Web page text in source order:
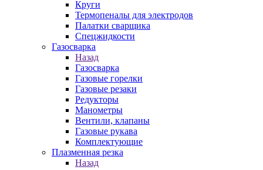
Круги
Термопеналы для электродов
Палатки сварщика
Спецжидкости
Газосварка
Назад
Газосварка
Газовые горелки
Газовые резаки
Редукторы
Манометры
Вентили, клапаны
Газовые рукава
Комплектующие
Плазменная резка
Назад